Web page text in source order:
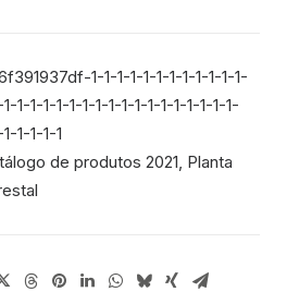
1-1-1-1-1-1-1-1-1-1-1-1-
1-1-1-1-1-1-1-1-1-1-1-1-1-1-1-1-1-1-
1-1-1-1
de produtos 2021, Planta